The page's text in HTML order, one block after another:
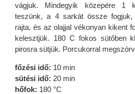
vágjuk. Mindegyik közepére 1
teszünk, a 4 sarkát össze fogjuk,
rajta, és az olajjal vékonyan kikent
kelesztjük. 180 C fokos sütőben
pirosra sütjük. Porcukorral
főzési idő: 10 min
sütési idő: 20 min
hőfok: 180 °C